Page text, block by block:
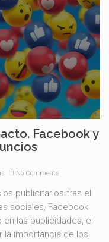
Facebook y
No Comments
publicitarios tras el
sociales, Facebook
las publicidades, el
la importancia de los